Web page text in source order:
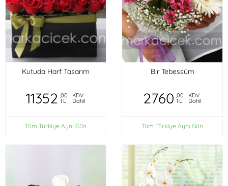
Kutuda Harf Tasarım
11352 ,00
TL
KDV
Dahil
Tüm Türkiye Aynı Gün
Bir Tebessüm
2760 ,00
TL
KDV
Dahil
Tüm Türkiye Aynı Gün